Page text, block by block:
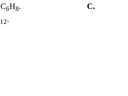
C6H8.
C.
12.